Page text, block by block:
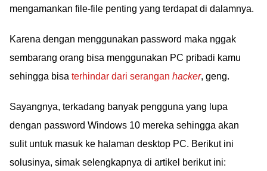
mengamankan file-file penting yang terdapat di dalamnya.
Karena dengan menggunakan password maka nggak
sembarang orang bisa menggunakan PC pribadi kamu
sehingga bisa terhindar dari serangan hacker, geng.
Sayangnya, terkadang banyak pengguna yang lupa
dengan password Windows 10 mereka sehingga akan
sulit untuk masuk ke halaman desktop PC. Berikut ini
solusinya, simak selengkapnya di artikel berikut ini: